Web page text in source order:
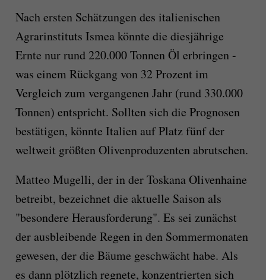
Nach ersten Schätzungen des italienischen
Agrarinstituts Ismea könnte die diesjährige
Ernte nur rund 220.000 Tonnen Öl erbringen -
was einem Rückgang von 32 Prozent im
Vergleich zum vergangenen Jahr (rund 330.000
Tonnen) entspricht. Sollten sich die Prognosen
bestätigen, könnte Italien auf Platz fünf der
weltweit größten Olivenproduzenten abrutschen.
Matteo Mugelli, der in der Toskana Olivenhaine
betreibt, bezeichnet die aktuelle Saison als
"besondere Herausforderung". Es sei zunächst
der ausbleibende Regen in den Sommermonaten
gewesen, der die Bäume geschwächt habe. Als
es dann plötzlich regnete, konzentrierten sich